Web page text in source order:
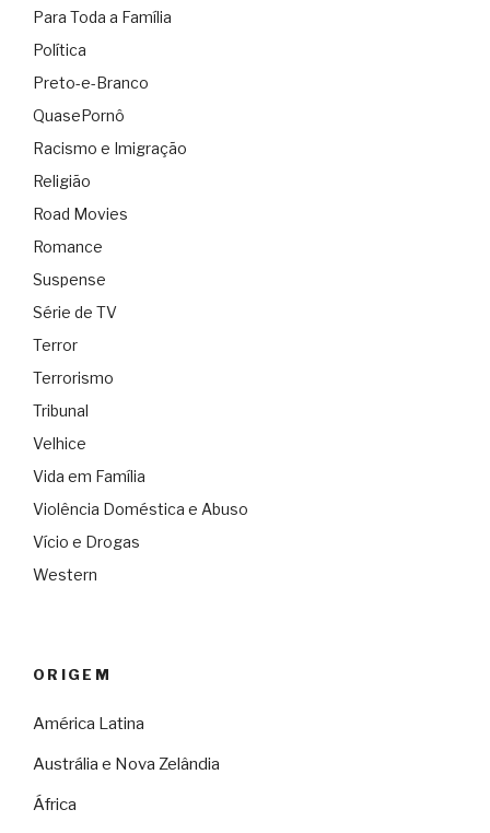
Para Toda a Família
Política
Preto-e-Branco
QuasePornô
Racismo e Imigração
Religião
Road Movies
Romance
Suspense
Série de TV
Terror
Terrorismo
Tribunal
Velhice
Vida em Família
Violência Doméstica e Abuso
Vício e Drogas
Western
ORIGEM
América Latina
Austrália e Nova Zelândia
África